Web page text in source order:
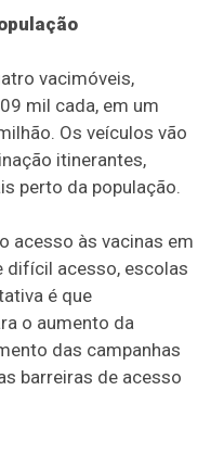
vacimóveis,
mil cada, em um
Os veículos vão
itinerantes,
perto da população.
acesso às vacinas em
difícil acesso, escolas
é que
o aumento da
das campanhas
barreiras de acesso